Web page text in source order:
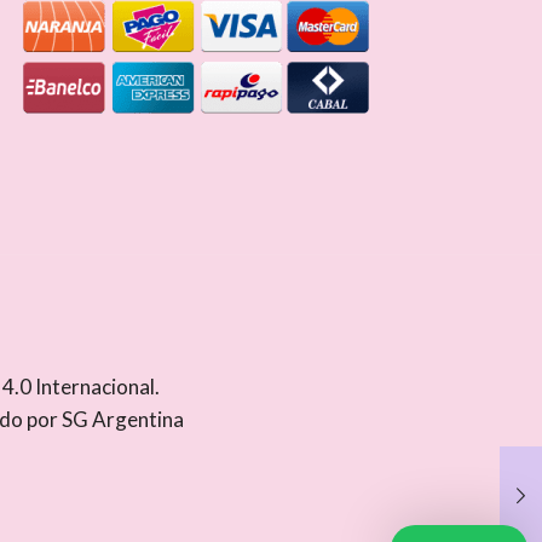
Internacional.
porSG Argentina